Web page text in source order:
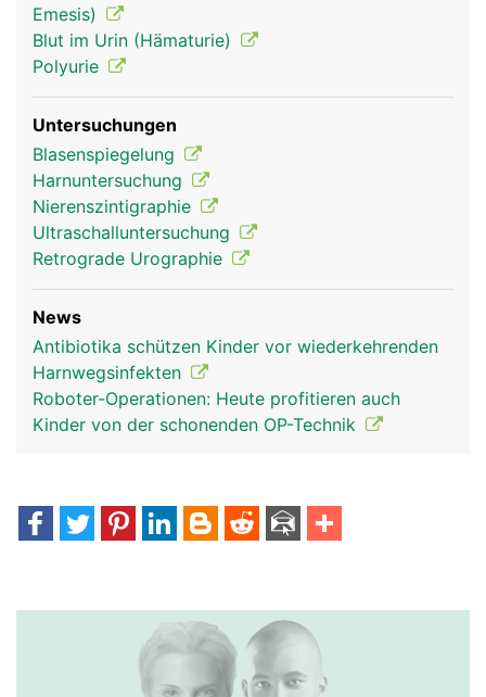
Emesis)
Blut im Urin (Hämaturie)
Polyurie
Untersuchungen
Blasenspiegelung
Harnuntersuchung
Nierenszintigraphie
Ultraschalluntersuchung
Retrograde Urographie
News
Antibiotika schützen Kinder vor wiederkehrenden
Harnwegsinfekten
Roboter-Operationen: Heute profitieren auch
Kinder von der schonenden OP-Technik